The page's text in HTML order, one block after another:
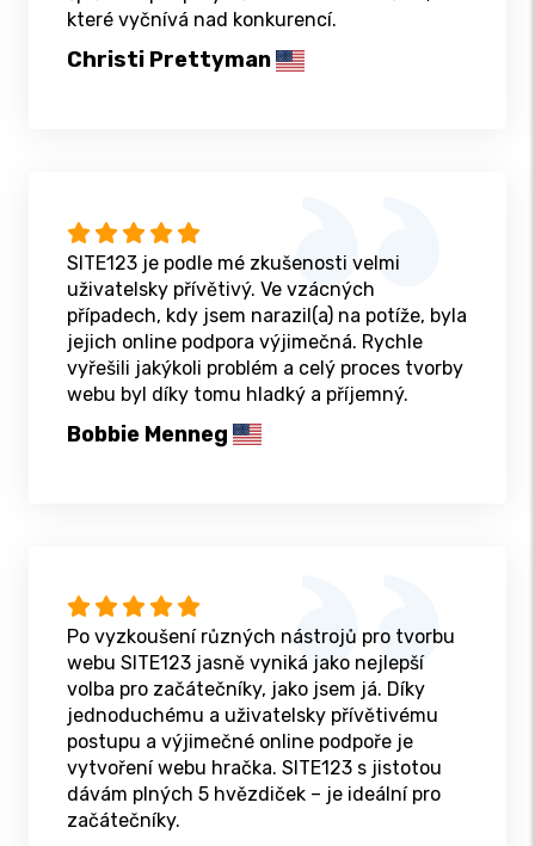
které vyčnívá nad konkurencí.
Christi Prettyman
SITE123 je podle mé zkušenosti velmi
uživatelsky přívětivý. Ve vzácných
případech, kdy jsem narazil(a) na potíže, byla
jejich online podpora výjimečná. Rychle
vyřešili jakýkoli problém a celý proces tvorby
webu byl díky tomu hladký a příjemný.
Bobbie Menneg
Po vyzkoušení různých nástrojů pro tvorbu
webu SITE123 jasně vyniká jako nejlepší
volba pro začátečníky, jako jsem já. Díky
jednoduchému a uživatelsky přívětivému
postupu a výjimečné online podpoře je
vytvoření webu hračka. SITE123 s jistotou
dávám plných 5 hvězdiček – je ideální pro
začátečníky.